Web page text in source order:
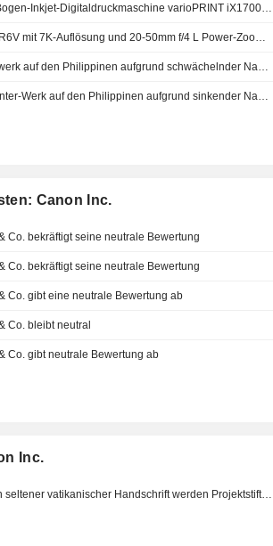
Canon Inc. kündigt an: Bogen-Inkjet-Digitaldruckmaschine varioPRINT iX1700 und hybride Großformatdrucker der Colorado XL-Serie gewinnen Red Dot Design Award
Canon präsentiert EOS R6V mit 7K-Auflösung und 20-50mm f/4 L Power-Zoom-Objektiv
Canon schließt Druckerwerk auf den Philippinen aufgrund schwächelnder Nachfrage
Canon schließt Laserprinter-Werk auf den Philippinen aufgrund sinkender Nachfrage, so Nikkei
Canon Inc.
Co. bekräftigt seine neutrale Bewertung
Co. bekräftigt seine neutrale Bewertung
Co. gibt eine neutrale Bewertung ab
Co. bleibt neutral
Co. gibt neutrale Bewertung ab
Inc.